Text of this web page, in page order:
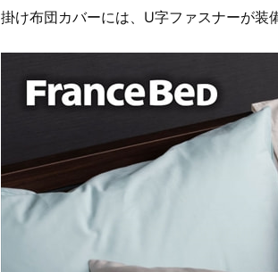
掛け布団カバーには、U字ファスナーが装